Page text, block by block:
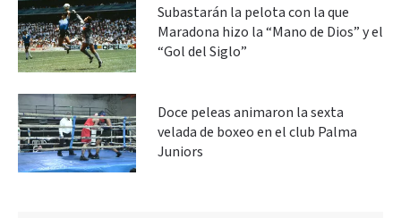
Subastarán la pelota con la que
Maradona hizo la “Mano de Dios” y el
“Gol del Siglo”
Doce peleas animaron la sexta
velada de boxeo en el club Palma
Juniors